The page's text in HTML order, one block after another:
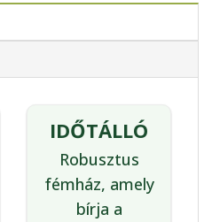
IDŐTÁLLÓ
Robusztus
fémház, amely
bírja a